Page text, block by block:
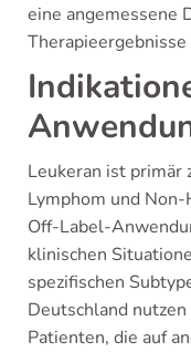
eine angemessene
Leukeran ist primär
Lymphom und
Off-Label-
klinischen
spezifischen
Deutschland
Patienten, die auf